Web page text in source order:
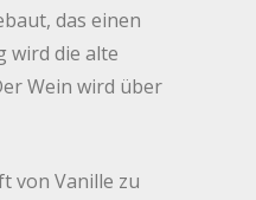
das einen
wird die alte
Wein wird über
von Vanille zu